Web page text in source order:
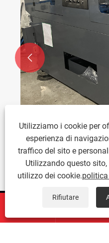
TAICHUANG
macchine per
Fastener Expo

Utilizziamo i cookie per
esperienza di
traffico del sito e
Utilizzando questo
utilizzo dei cookie.
Rifiutare